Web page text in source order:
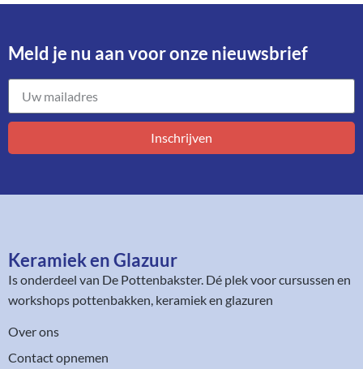
Meld je nu aan voor onze nieuwsbrief​
Inschrijven
Keramiek en Glazuur​
Is onderdeel van De Pottenbakster. Dé plek voor cursussen en
workshops pottenbakken, keramiek en glazuren
Over ons
Contact opnemen